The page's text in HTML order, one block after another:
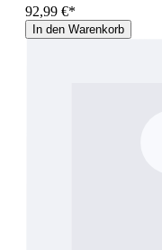
92,99 €*
In den Warenkorb